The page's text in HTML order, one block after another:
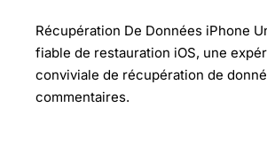
Récupération De Données iPhone
fiable de restauration iOS, une
conviviale de récupération de
commentaires.